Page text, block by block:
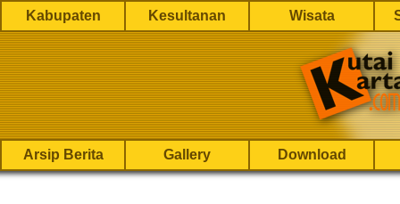
Kabupaten Kesultanan Wisata
Arsip Berita Gallery Download